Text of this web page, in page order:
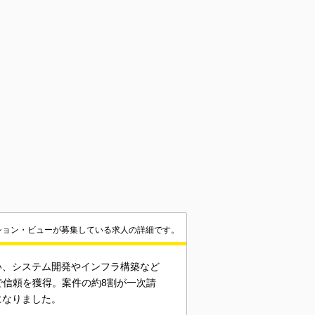
ン・ビューが募集している求人の詳細です。
システム開発やインフラ構築など
頼を獲得。案件の約8割が一次請
りました。